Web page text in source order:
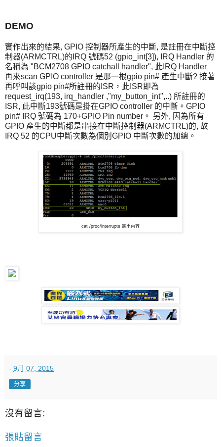
DEMO
實作出來的結果, GPIO 控制器所產生的中斷, 是註冊在中斷控
制器(ARMCTRL)的IRQ 號碼52 (gpio_int[3]), IRQ Handler 的
名稱為 "BCM2708 GPIO catchall handler", 此IRQ Handler
再來scan GPIO controller 是那一根gpio pin# 產生中斷? 接著
再呼叫該gpio pin#所註冊的ISR，此ISR即為
request_irq(193, irq_handler ,"my_button_int",..) 所註冊的
ISR, 此中斷193號碼是掛在GPIO controller 的中斷。GPIO
pin# IRQ 號碼為 170+GPIO Pin number。 另外, 因為所有
GPIO 產生的中斷都是串接在中斷控制器(ARMCTRL)的, 故
IRQ 52 的CPU中斷次數為個別GPIO 中斷次數的加總。
cat /proc/interrupts 輸出內容
- 9月 07, 2015
分享
沒有留言:
張貼留言